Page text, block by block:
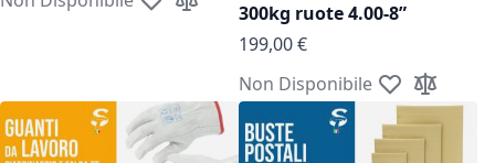
Aggiungi alla lista desideri
Aggiungi al confronto
300kg ruote 4.00-8”
199,00 €
Non Disponibile Aggiungi alla
Aggiungi